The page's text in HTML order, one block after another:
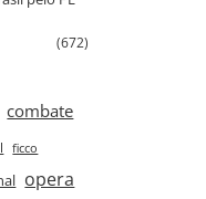
(672)
combate
ficco
opera